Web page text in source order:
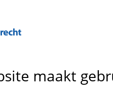
en route
maakt